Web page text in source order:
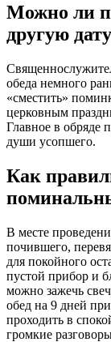
Можно ли
другую
обеда немного
«сместить»
церковным
Главное в обряде
души усопшего.
Как
В месте
почившего,
для покойного
пустой прибор и
можно зажечь
обед на 9 дней
проходить в
громкие